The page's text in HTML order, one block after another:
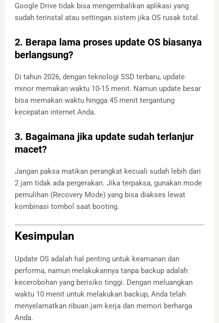
Google Drive tidak bisa mengembalikan aplikasi yang
sudah terinstal atau settingan sistem jika OS rusak total.
2. Berapa lama proses update OS biasanya
berlangsung?
Di tahun 2026, dengan teknologi SSD terbaru, update
minor memakan waktu 10-15 menit. Namun update besar
bisa memakan waktu hingga 45 menit tergantung
kecepatan internet Anda.
3. Bagaimana jika update sudah terlanjur
macet?
Jangan paksa matikan perangkat kecuali sudah lebih dari
2 jam tidak ada pergerakan. Jika terpaksa, gunakan mode
pemulihan (Recovery Mode) yang bisa diakses lewat
kombinasi tombol saat booting.
Kesimpulan
Update OS adalah hal penting untuk keamanan dan
performa, namun melakukannya tanpa backup adalah
kecerobohan yang berisiko tinggi. Dengan meluangkan
waktu 10 menit untuk melakukan backup, Anda telah
menyelamatkan ribuan jam kerja dan memori berharga
Anda.